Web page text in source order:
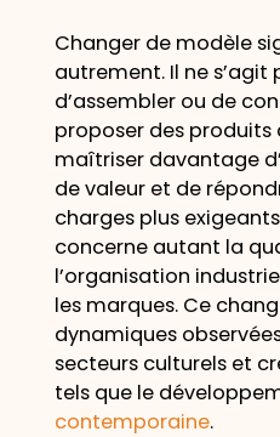
Changer de modèle
autrement. Il ne s’agit
d’assembler ou de
proposer des produits
maîtriser davantage
de valeur et de
charges plus
concerne autant la
l’organisation
les marques. Ce
dynamiques
secteurs culturels et
tels que le
contemporaine.